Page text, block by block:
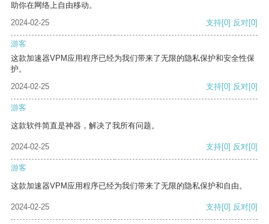
助你在网络上自由移动。
2024-02-25
支持[0] 反对[0]
游客
这款加速器VPM应用程序已经为我们带来了无限的隐私保护和安全性保
护。
2024-02-25
支持[0] 反对[0]
游客
这款软件简直是神器，解决了我所有问题。
2024-02-25 支持[0] 反对[0]
游客
这款加速器VPM应用程序已经为我们带来了无限的隐私保护和自由。
2024-02-25 支持[0] 反对[0]